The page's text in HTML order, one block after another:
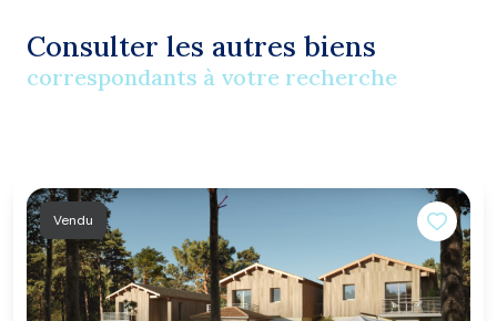
Consulter les autres biens
correspondants à votre recherche
Vendu